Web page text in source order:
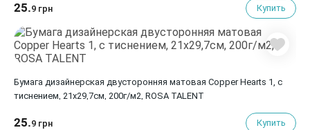
25.9 грн Купить
Бумага дизайнерская двусторонняя матовая Copper Hearts 1, с
тиснением, 21х29,7см, 200г/м2, ROSA TALENT
25.9 грн Купить